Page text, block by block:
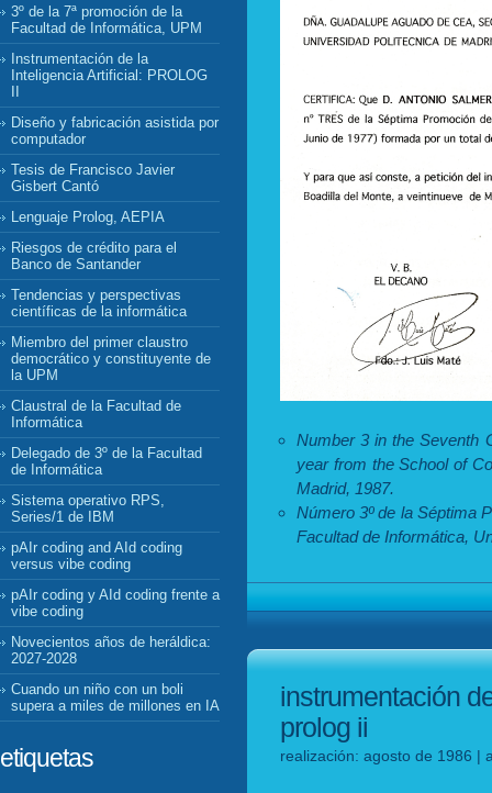
3º de la 7ª promoción de la
Facultad de Informática, UPM
Instrumentación de la
Inteligencia Artificial: PROLOG
Diseño y fabricación asistida por
computador
Tesis de Francisco Javier
Gisbert Cantó
Lenguaje Prolog, AEPIA
Riesgos de crédito para el
Banco de Santander
Tendencias y perspectivas
científicas de la informática
Miembro del primer claustro
democrático y constituyente de
la UPM
Claustral de la Facultad de
Informática
Delegado de 3º de la Facultad
de Informática
Sistema operativo RPS,
Series/1 de IBM
pAIr coding and AId coding
versus vibe coding
pAIr coding y AId coding frente a
vibe coding
Novecientos años de heráldica:
2027-2028
Cuando un niño con un boli
supera a miles de millones en IA
etiquetas
Number 3 in the Seventh
year from the School of
Madrid, 1987.
Número 3º de la Séptima
Facultad de Informática,
instrumentación
prolog ii
realización: agosto de 1986 |